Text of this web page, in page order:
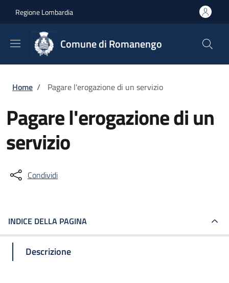
Regione Lombardia
Comune di Romanengo
Briciole di pane
Home / Pagare l'erogazione di un servizio
Pagare l'erogazione di un
servizio
Condividi
INDICE DELLA PAGINA
Descrizione